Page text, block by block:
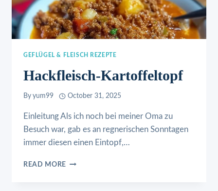
GEFLÜGEL & FLEISCH REZEPTE
Hackfleisch-Kartoffeltopf
By yum99 October 31, 2025
Einleitung Als ich noch bei meiner Oma zu
Besuch war, gab es an regnerischen Sonntagen
immer diesen einen Eintopf,…
READ MORE HACKFLEISCH-